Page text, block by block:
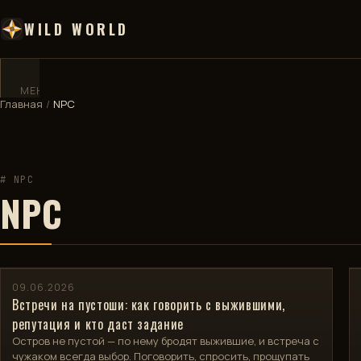
WILD WORLD
МЕНЮ
ДЕВБЛОГ
ВИКИ
🧮
КАЛЬКУЛЯТОР
Главная / NPC
# NPC
NPC
09.06.2026
Встречи на пустоши: как говорить с выжившими,
репутация и кто даст задание
Остров не пустой — по нему бродят выжившие, и встреча с
чужаком всегда выбор. Поговорить, спросить, прощупать